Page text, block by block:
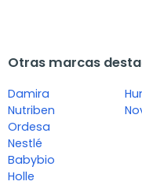
Otras marcas
Damira
Nutriben
Ordesa
Nestlé
Babybio
Holle